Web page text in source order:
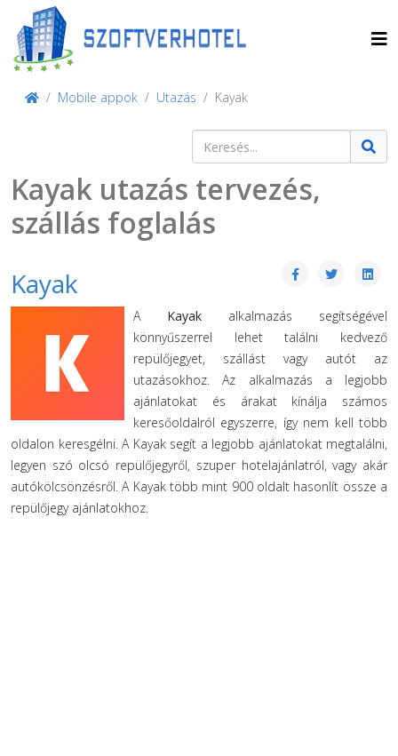
Mobile appok Utazás Kayak
Keresés
Kayak utazás tervezés,
szállás foglalás
Kayak
A Kayak alkalmazás segítségével
könnyűszerrel lehet találni kedvező
repülőjegyet, szállást vagy autót az
utazásokhoz. Az alkalmazás a legjobb
ajánlatokat és árakat kínálja számos
keresőoldalról egyszerre, így nem kell több
oldalon keresgélni. A Kayak segít a legjobb ajánlatokat megtalálni,
legyen szó olcsó repülőjegyről, szuper hotelajánlatról, vagy akár
autókölcsönzésről. A Kayak több mint 900 oldalt hasonlít össze a
repülőjegy ajánlatokhoz.